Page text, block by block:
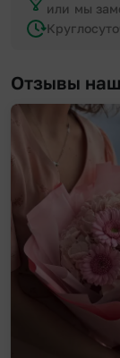
или мы
Отзывы